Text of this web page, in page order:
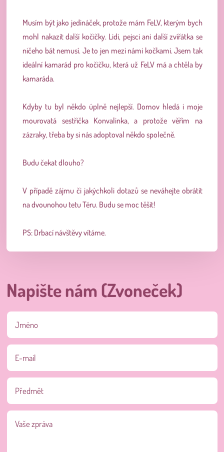
Musím být jako jedináček, protože mám FeLV, kterým bych
mohl nakazit další kočičky. Lidi, pejsci ani další zvířátka se
ničeho bát nemusí. Je to jen mezi námi kočkami. Jsem tak
ideální kamarád pro kočičku, která už FeLV má a chtěla by
kamaráda.
Kdyby tu byl někdo úplně nejlepší. Domov hledá i moje
mourovatá sestřička Konvalinka, a protože věřím na
zázraky, třeba by si nás adoptoval někdo společně.
Budu čekat dlouho?
V případě zájmu či jakýchkoli dotazů se neváhejte obrátit
na dvounohou tetu Téru. Budu se moc těšit!
PS: Drbací návštěvy vítáme.
Napište nám (Zvoneček)